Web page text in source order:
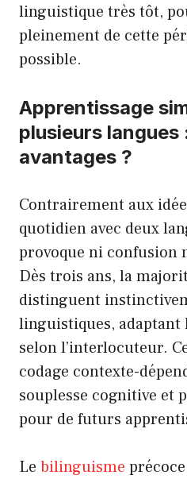
linguistique très tôt,
pleinement de cette
possible.
Apprentissage
plusieurs langues
avantages ?
Contrairement aux
quotidien avec deux
provoque ni confusion
Dès trois ans, la
distinguent
linguistiques, adaptant
selon l’interlocuteur.
codage contexte-
souplesse cognitive et
pour de futurs
Le bilinguisme